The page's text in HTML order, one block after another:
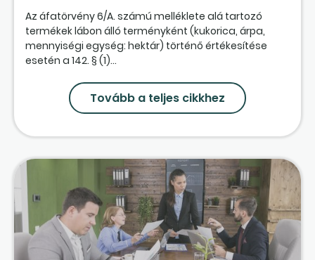
Az áfatörvény 6/A. számú melléklete alá tartozó
termékek lábon álló terményként (kukorica, árpa,
mennyiségi egység: hektár) történő értékesítése
esetén a 142. § (1)...
Tovább a teljes cikkhez